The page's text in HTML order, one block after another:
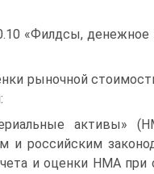
«Филдсы,
рыночной
активы»
и российским
и оценки НМА при